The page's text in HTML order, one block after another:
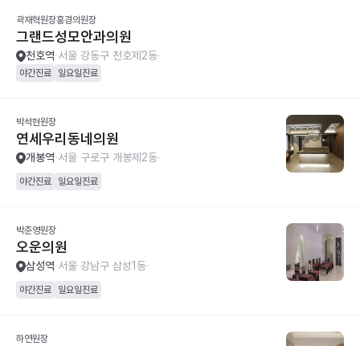
곽재혁원장홍경의원장
그랜드성모안과의원
천호역 서울 강동구 천호제2동
야간진료 일요일진료
박석현원장
연세우리동네의원
개봉역 서울 구로구 개봉제2동
야간진료 일요일진료
박준영원장
오운의원
삼성역 서울 강남구 삼성1동
야간진료 일요일진료
하연원장